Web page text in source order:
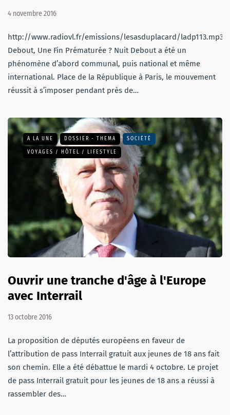
4 novembre 2016
http://www.radiovl.fr/emissions/lesasduplacard/
Debout, Une Fin Prématurée ? Nuit Debout a été un
phénomène d’abord communal, puis national et même
international. Place de la République à Paris, le mouvement
réussit à s’imposer pendant près de…
A LA UNE DOSSIER - THEMA SOCIÉTÉ
VOYAGES / HÔTEL / LIFESTYLE
Ouvrir une tranche d'âge à l'Europe
avec Interrail
13 octobre 2016
La proposition de députés européens en faveur de
l’attribution de pass Interrail gratuit aux jeunes de 18 ans fait
son chemin. Elle a été débattue le mardi 4 octobre. Le projet
de pass Interrail gratuit pour les jeunes de 18 ans a réussi à
rassembler des…